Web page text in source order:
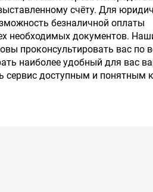
счёту. Для
безналичной оплаты
необходимых документов.
проконсультировать вас по
наиболее удобный для вас
сервис доступным и понятным